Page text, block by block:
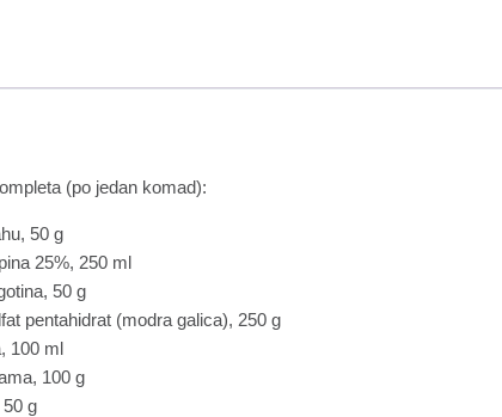
(po jedan komad):
50 g
25%, 250 ml
50 g
pentahidrat (modra galica), 250 g
100 ml
100 g
g